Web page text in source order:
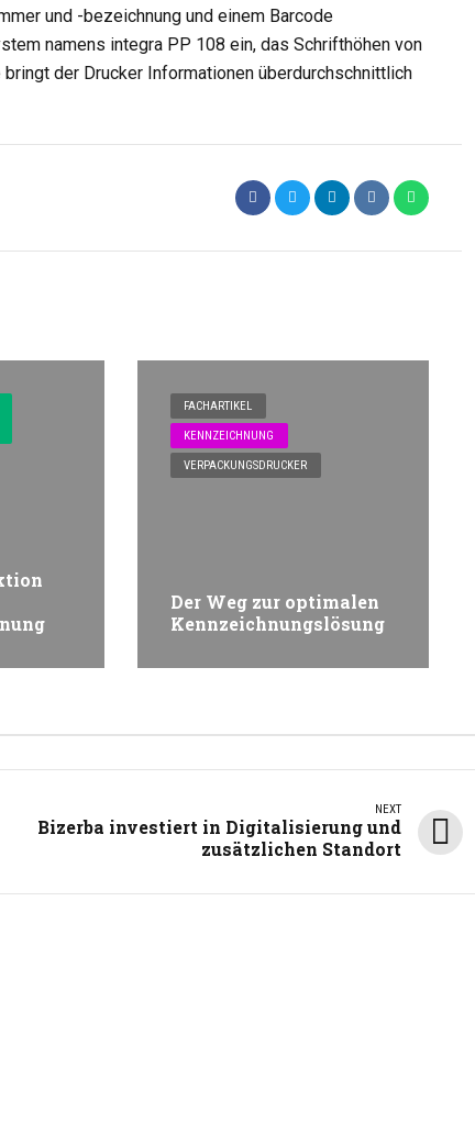
und -bezeichnung und einem Barcode
namens integra PP 108 ein, das Schrifthöhen von
der Drucker Informationen überdurchschnittlich
FACHARTIKEL
KENNZEICHNUNG
VERPACKUNGSDRUCKER
Der Weg zur optimalen
Kennzeichnungslösung
NEXT
Bizerba investiert in Digitalisierung und
zusätzlichen Standort